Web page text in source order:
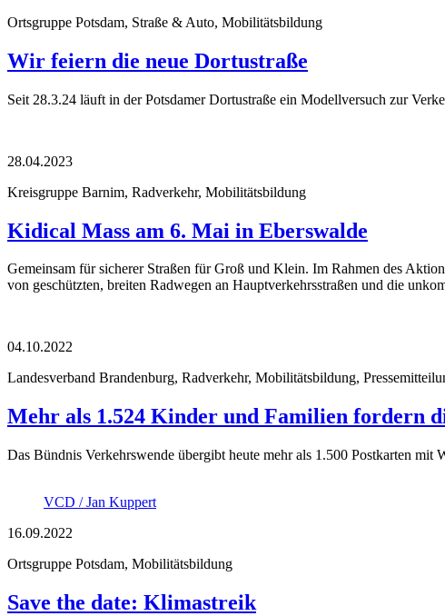
Ortsgruppe Potsdam, Straße & Auto, Mobilitätsbildung
Wir feiern die neue Dortustraße
Seit 28.3.24 läuft in der Potsdamer Dortustraße ein Modellversuch zur
28.04.2023
Kreisgruppe Barnim, Radverkehr, Mobilitätsbildung
Kidical Mass am 6. Mai in Eberswalde
Gemeinsam für sicherer Straßen für Groß und Klein. Im Rahmen des
von geschützten, breiten Radwegen an Hauptverkehrsstraßen und die
04.10.2022
Landesverband Brandenburg, Radverkehr, Mobilitätsbildung,
Mehr als 1.524 Kinder und Familien fordern
Das Bündnis Verkehrswende übergibt heute mehr als 1.500 Postkarten
VCD / Jan Kuppert
16.09.2022
Ortsgruppe Potsdam, Mobilitätsbildung
Save the date: Klimastreik